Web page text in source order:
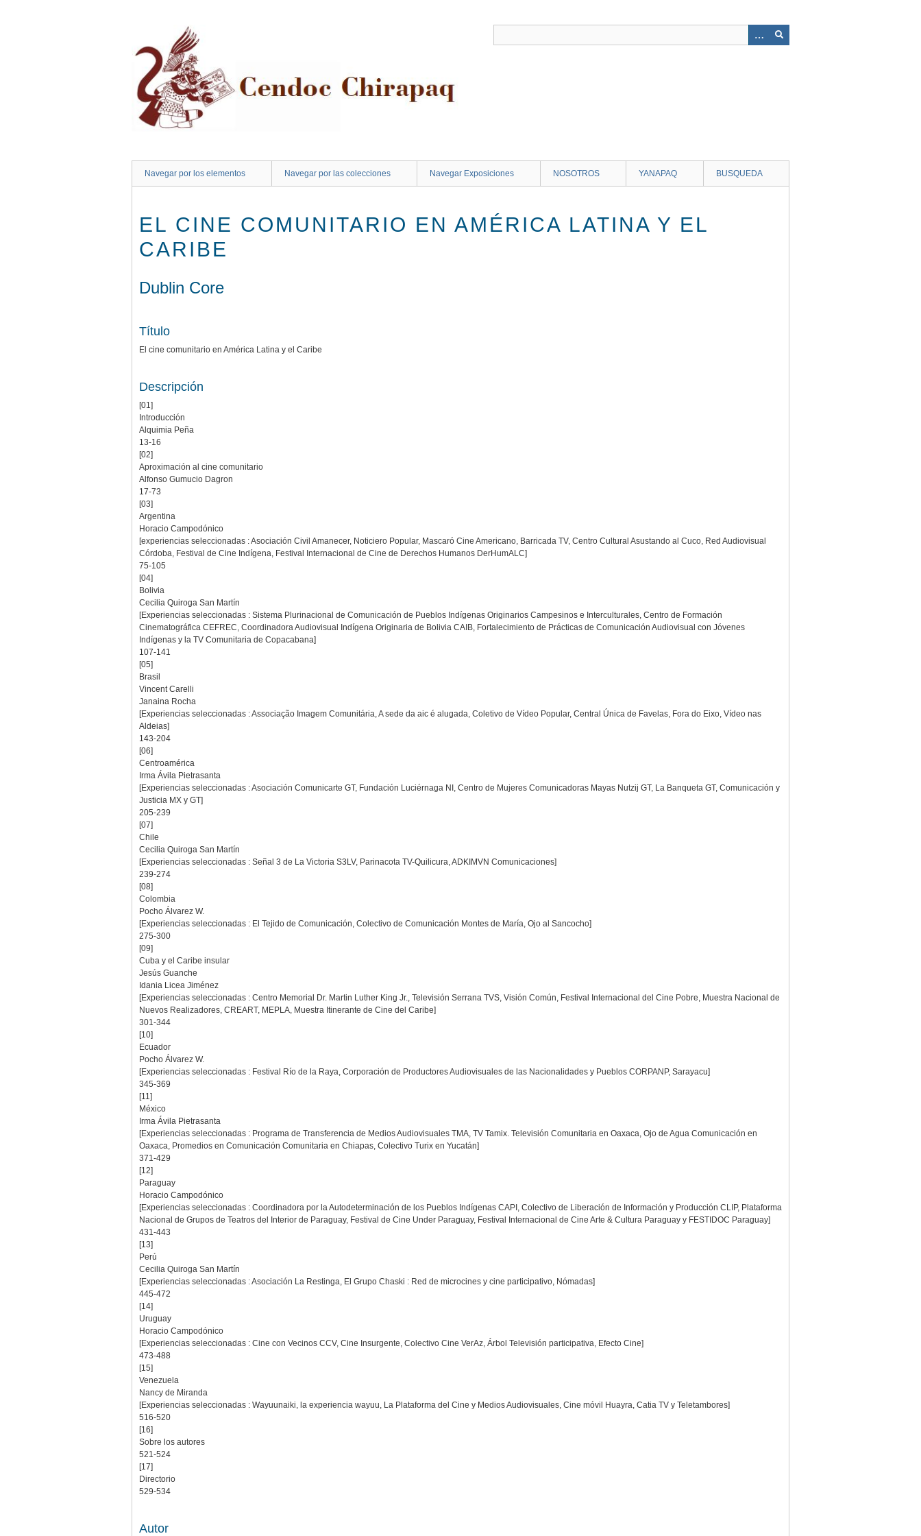
Navegar por los elementos Navegar por las colecciones Navegar Exposiciones NOSOTROS YANAPAQ BUSQUEDA
EL CINE COMUNITARIO EN AMÉRICA LATINA Y EL
CARIBE
Dublin Core
Título
El cine comunitario en América Latina y el Caribe
Descripción
[01]
Introducción
Alquimia Peña
13-16
[02]
Aproximación al cine comunitario
Alfonso Gumucio Dagron
17-73
[03]
Argentina
Horacio Campodónico
[experiencias seleccionadas : Asociación Civil Amanecer, Noticiero Popular, Mascaró Cine Americano, Barricada TV, Centro Cultural Asustando al Cuco, Red Audiovisual
Córdoba, Festival de Cine Indígena, Festival Internacional de Cine de Derechos Humanos DerHumALC]
75-105
[04]
Bolivia
Cecilia Quiroga San Martín
[Experiencias seleccionadas : Sistema Plurinacional de Comunicación de Pueblos Indígenas Originarios Campesinos e Interculturales, Centro de Formación
Cinematográfica CEFREC, Coordinadora Audiovisual Indígena Originaria de Bolivia CAIB, Fortalecimiento de Prácticas de Comunicación Audiovisual con Jóvenes
Indígenas y la TV Comunitaria de Copacabana]
107-141
[05]
Brasil
Vincent Carelli
Janaina Rocha
[Experiencias seleccionadas : Associação Imagem Comunitária, A sede da aic é alugada, Coletivo de Vídeo Popular, Central Única de Favelas, Fora do Eixo, Vídeo nas
Aldeias]
143-204
[06]
Centroamérica
Irma Ávila Pietrasanta
[Experiencias seleccionadas : Asociación Comunicarte GT, Fundación Luciérnaga NI, Centro de Mujeres Comunicadoras Mayas Nutzij GT, La Banqueta GT, Comunicación y
Justicia MX y GT]
205-239
[07]
Chile
Cecilia Quiroga San Martín
[Experiencias seleccionadas : Señal 3 de La Victoria S3LV, Parinacota TV-Quilicura, ADKIMVN Comunicaciones]
239-274
[08]
Colombia
Pocho Álvarez W.
[Experiencias seleccionadas : El Tejido de Comunicación, Colectivo de Comunicación Montes de María, Ojo al Sancocho]
275-300
[09]
Cuba y el Caribe insular
Jesús Guanche
Idania Licea Jiménez
[Experiencias seleccionadas : Centro Memorial Dr. Martin Luther King Jr., Televisión Serrana TVS, Visión Común, Festival Internacional del Cine Pobre, Muestra Nacional de
Nuevos Realizadores, CREART, MEPLA, Muestra Itinerante de Cine del Caribe]
301-344
[10]
Ecuador
Pocho Álvarez W.
[Experiencias seleccionadas : Festival Río de la Raya, Corporación de Productores Audiovisuales de las Nacionalidades y Pueblos CORPANP, Sarayacu]
345-369
[11]
México
Irma Ávila Pietrasanta
[Experiencias seleccionadas : Programa de Transferencia de Medios Audiovisuales TMA, TV Tamix. Televisión Comunitaria en Oaxaca, Ojo de Agua Comunicación en
Oaxaca, Promedios en Comunicación Comunitaria en Chiapas, Colectivo Turix en Yucatán]
371-429
[12]
Paraguay
Horacio Campodónico
[Experiencias seleccionadas : Coordinadora por la Autodeterminación de los Pueblos Indígenas CAPI, Colectivo de Liberación de Información y Producción CLIP, Plataforma
Nacional de Grupos de Teatros del Interior de Paraguay, Festival de Cine Under Paraguay, Festival Internacional de Cine Arte & Cultura Paraguay y FESTIDOC Paraguay]
431-443
[13]
Perú
Cecilia Quiroga San Martín
[Experiencias seleccionadas : Asociación La Restinga, El Grupo Chaski : Red de microcines y cine participativo, Nómadas]
445-472
[14]
Uruguay
Horacio Campodónico
[Experiencias seleccionadas : Cine con Vecinos CCV, Cine Insurgente, Colectivo Cine VerAz, Árbol Televisión participativa, Efecto Cine]
473-488
[15]
Venezuela
Nancy de Miranda
[Experiencias seleccionadas : Wayuunaiki, la experiencia wayuu, La Plataforma del Cine y Medios Audiovisuales, Cine móvil Huayra, Catia TV y Teletambores]
516-520
[16]
Sobre los autores
521-524
[17]
Directorio
529-534
Autor